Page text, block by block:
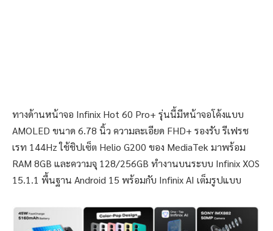
ทางด้านหน้าจอ Infinix Hot 60 Pro+ รุ่นนี้มีหน้าจอโค้งแบบ
AMOLED ขนาด 6.78 นิ้ว ความละเอียด FHD+ รองรับ รีเฟรช
เรท 144Hz ใช้ชิปเซ็ต Helio G200 ของ MediaTek มาพร้อม
RAM 8GB และความจุ 128/256GB ทำงานบนระบบ Infinix XOS
15.1.1 พื้นฐาน Android 15 พร้อมกับ Infinix AI เต็มรูปแบบ